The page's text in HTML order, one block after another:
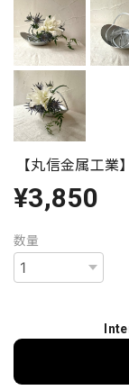
【丸信金属工
¥3,850
数量